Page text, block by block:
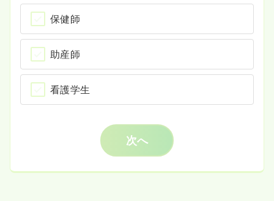
保健師
助産師
看護学生
次へ